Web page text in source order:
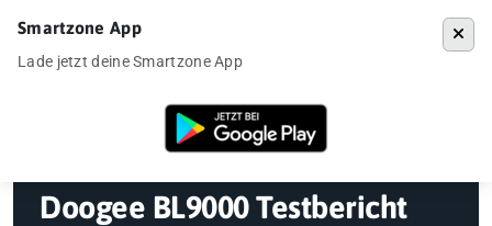
Testberichte Doogee BL9000 Testbericht
Doogee BL9000 Testbericht
Smartzone App
Lade jetzt deine Smartzone App